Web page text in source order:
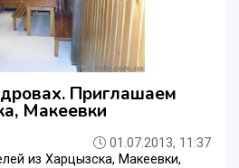
Приглашаем
Макеевки
01.07.2013, 11:37
из Харцызска, Макеевки,